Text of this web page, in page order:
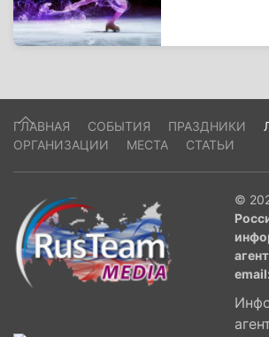
ГЛАВНАЯ СОБЫТИЯ ПРАЗДНИКИ
ОРГАНИЗАЦИИ
МЕСТА СТАТЬИ
©
email: